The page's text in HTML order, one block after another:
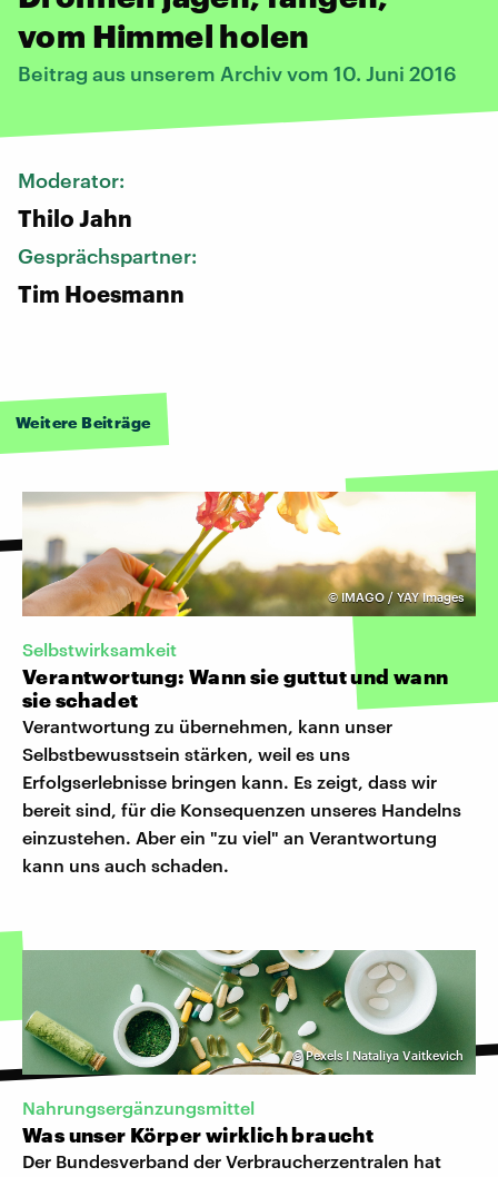
vom Himmel holen
Beitrag aus unserem Archiv vom 10. Juni 2016
Moderator:
Thilo Jahn
Gesprächspartner:
Tim Hoesmann
Weitere Beiträge
©IMAGO / YAY Images
Selbstwirksamkeit
Verantwortung: Wann sie guttut und wann
sie schadet
Verantwortung zu übernehmen, kann unser
Selbstbewusstsein stärken, weil es uns
Erfolgserlebnisse bringen kann. Es zeigt, dass wir
bereit sind, für die Konsequenzen unseres Handelns
einzustehen. Aber ein "zu viel" an Verantwortung
kann uns auch schaden.
©Pexels I Nataliya Vaitkevich
Nahrungsergänzungsmittel
Was unser Körper wirklich braucht
Der Bundesverband der Verbraucherzentralen hat